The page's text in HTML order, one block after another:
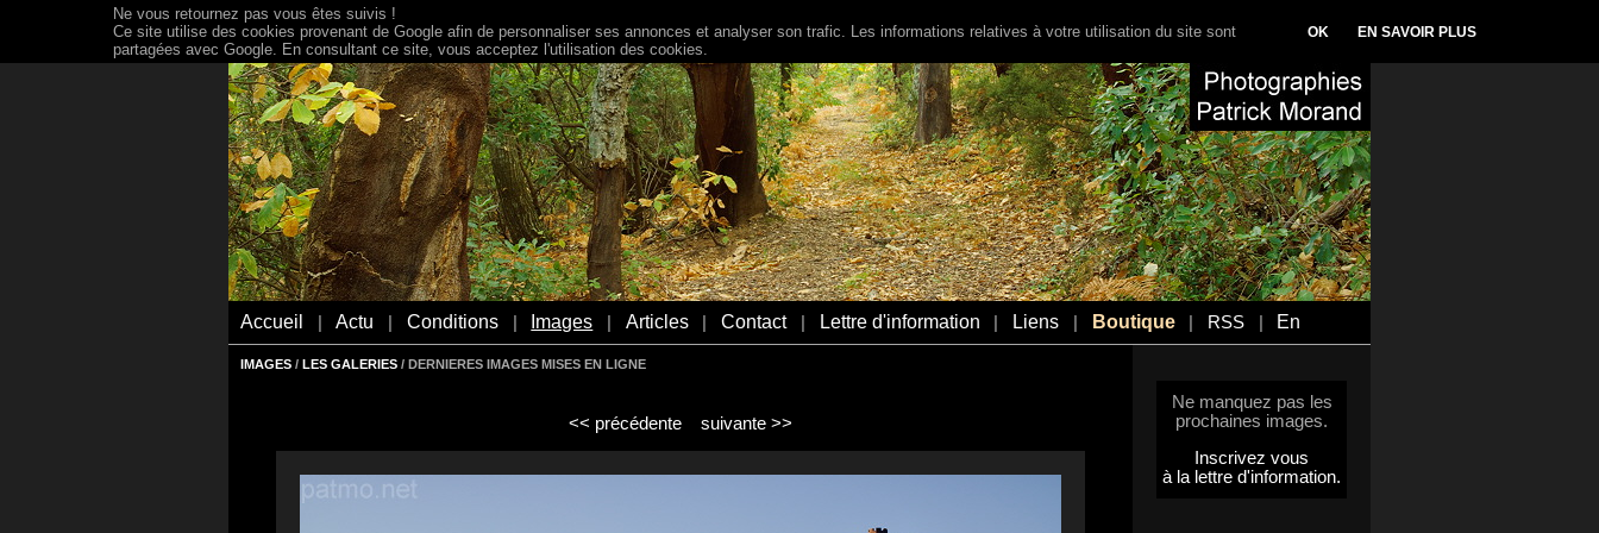
Accueil Actu Conditions Images Articles Contact Lettre d'information Liens Boutique RSS En
IMAGES / LES GALERIES / DERNIERES IMAGES MISES EN LIGNE
<< précédente suivante >>
Ne manquez pas les
prochaines images.
Inscrivez vous
à la lettre d'information.
Ne vous retournez pas vous êtes suivis !
Ce site utilise des cookies provenant de Google afin de personnaliser ses annonces et analyser son trafic. Les informations relatives à votre utilisation du site sont
partagées avec Google. En consultant ce site, vous acceptez l'utilisation des cookies.
OK EN SAVOIR PLUS